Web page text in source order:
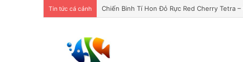
Tin tức cá cảnh Chiến Binh Tí Hon Đỏ Rực Red Cherry Tetra –